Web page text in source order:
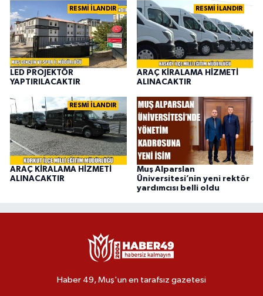
RESMİ İLANDIR
LED PROJEKTÖR
YAPTIRILACAKTIR
RESMİ İLANDIR
ARAÇ KİRALAMA HİZMETİ
ALINACAKTIR
RESMİ İLANDIR
ARAÇ KİRALAMA HİZMETİ
ALINACAKTIR
Muş Alparslan
Üniversitesi’nin yeni rektör
yardımcısı belli oldu
Haber 49, Muş'un en tarafsız gazetesi